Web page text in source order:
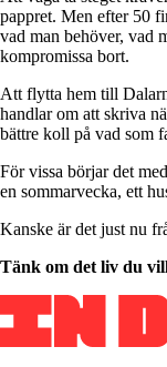
pappret. Men efter 50
vad man behöver, vad
kompromissa bort.
Att flytta hem till
handlar om att skriva
bättre koll på vad som
För vissa börjar det
en sommarvecka, ett
Kanske är det just nu
Tänk om det liv du